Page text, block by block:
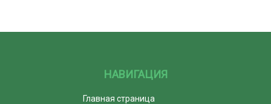
НАВИГАЦИЯ
Главная страница